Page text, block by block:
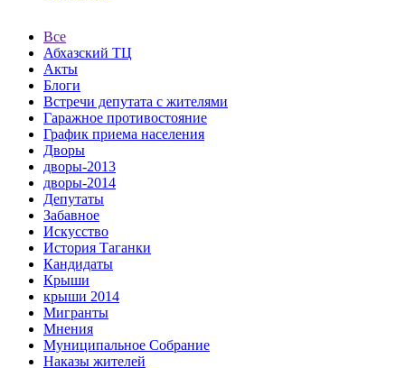
Все
Абхазский ТЦ
Акты
Блоги
Встречи депутата с жителями
Гаражное противостояние
График приема населения
Дворы
дворы-2013
дворы-2014
Депутаты
Забавное
Искусство
История Таганки
Кандидаты
Крыши
крыши 2014
Мигранты
Мнения
Муниципальное Собрание
Наказы жителей